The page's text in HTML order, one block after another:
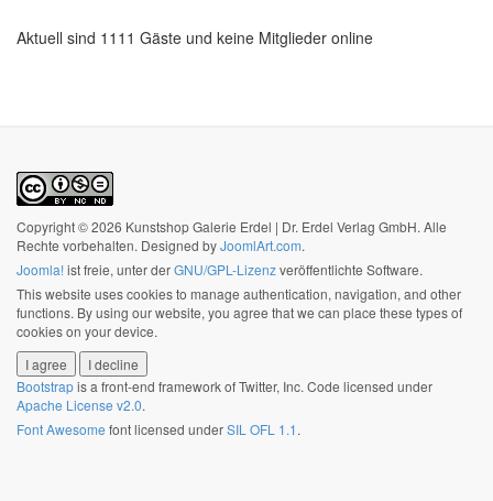
Aktuell sind 1111 Gäste und keine Mitglieder online
Copyright © 2026 Kunstshop Galerie Erdel | Dr. Erdel Verlag GmbH. Alle
Rechte vorbehalten. Designed byJoomlArt.com.
Joomla!ist freie, unter derGNU/GPL-Lizenzveröffentlichte Software.
This website uses cookies to manage authentication, navigation, and other
functions. By using our website, you agree that we can place these types of
cookies on your device.
I agree
I decline
Bootstrapis a front-end framework of Twitter, Inc. Code licensed under
Apache License v2.0.
Font Awesome font licensed underSIL OFL 1.1.